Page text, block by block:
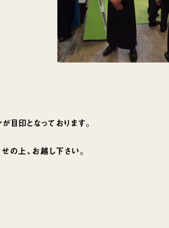
目印となっております。
上、お越し下さい。